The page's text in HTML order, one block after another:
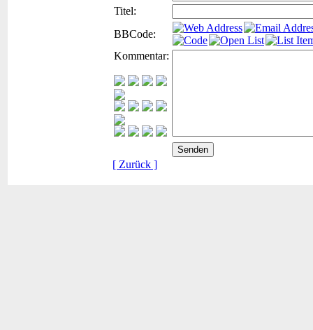
Titel:
BBCode:
Kommentar:
[ Zurück ]